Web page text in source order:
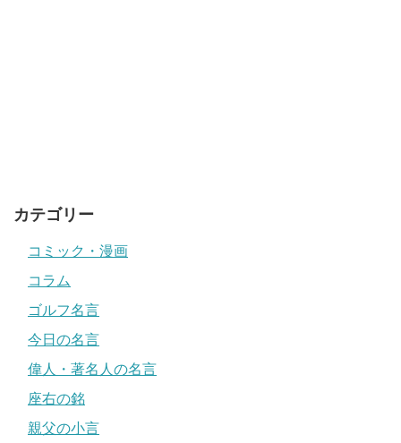
カテゴリー
コミック・漫画
コラム
ゴルフ名言
今日の名言
偉人・著名人の名言
座右の銘
親父の小言